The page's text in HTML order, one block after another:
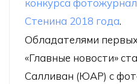
Стенина 2018 года.
Обладателями
«Главные новости»
Салливан (ЮАР) с